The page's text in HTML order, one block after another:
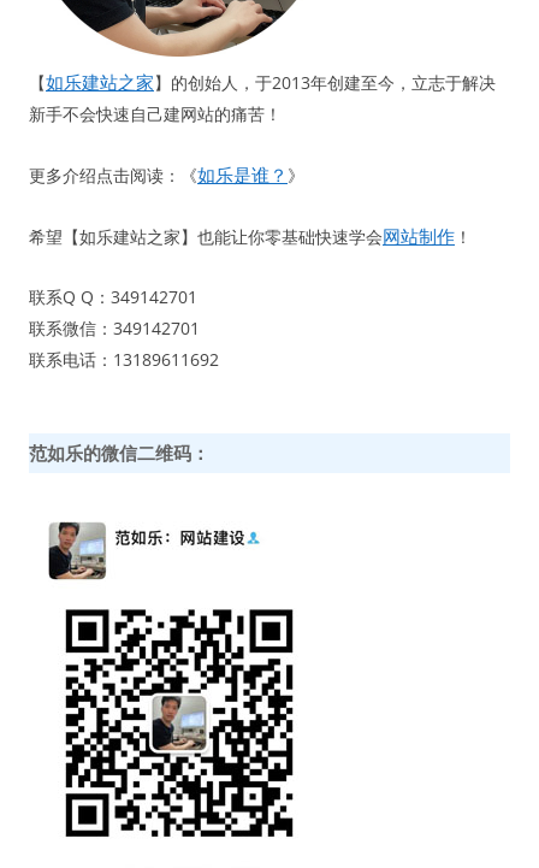
【如乐建站之家】的创始人，于2013年创建至今，立志于解决
新手不会快速自己建网站的痛苦！
更多介绍点击阅读：《如乐是谁？ 》
希望【如乐建站之家】也能让你零基础快速学会网站制作 ！
联系Q Q：349142701
联系微信：349142701
联系电话：13189611692
范如乐的微信二维码：